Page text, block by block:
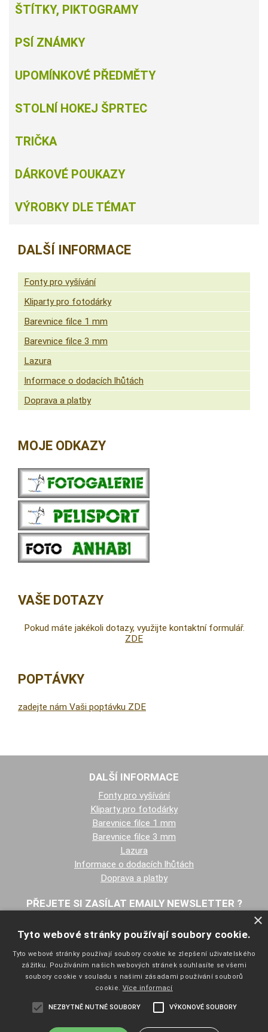
ŠTÍTKY, PIKTOGRAMY
PSÍ ZNÁMKY
UPOMÍNKOVÉ PŘEDMĚTY
STOLNÍ HOKEJ ŠPRTEC
TRIČKA
DÁRKOVÉ POUKAZY
VÝROBKY DLE TÉMAT
DALŠÍ INFORMACE
Fonty pro vyšívání
Kliparty pro fotodárky
Barevnice filce 1 mm
Barevnice filce 3 mm
Lazura
Informace o dodacích lhůtách
Doprava a platby
MOJE ODKAZY
VAŠE DOTAZY
Pokud máte jakékoli dotazy, využijte kontaktní formulář.
ZDE
POPTÁVKY
zadejte nám Vaši poptávku ZDE
DALŠÍ INFORMACE
Fonty pro vyšívání
Kliparty pro fotodárky
Barevnice filce 1 mm
Barevnice filce 3 mm
Lazura
Informace o dodacích lhůtách
Doprava a platby
PŘEJETE SI ZASÍLAT EMAILY NEWSLETTER ?
NAVIGACE
Úvodní strana
Katalog zboží
×
Tyto webové stránky používají soubory cookie.
Tyto webové stránky používají soubory cookie ke zlepšení uživatelského
zážitku. Používáním našich webových stránek souhlasíte se všemi
soubory cookie v souladu s našimi zásadami používání souborů
cookie. Více informací
NEZBYTNĚ NUTNÉ SOUBORY VÝKONOVÉ SOUBORY